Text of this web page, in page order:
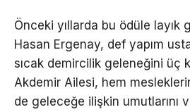
Önceki yıllarda bu ödüle layık
Hasan Ergenay, def yapım
sıcak demircilik geleneğini üç
Akdemir Ailesi, hem
de geleceğe ilişkin umutlarını